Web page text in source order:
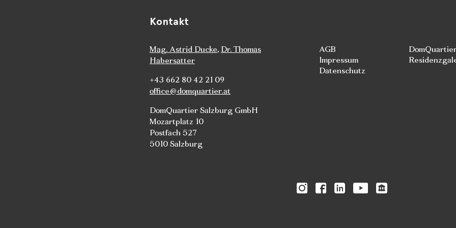
Kontakt
Mag. Astrid Ducke, Dr. Thomas
Habersatter
+43 662 80 42 21 09
office@domquartier.at
DomQuartier Salzburg GmbH
Mozartplatz 10
Postfach 527
5010 Salzburg
AGB
Impressum
Datenschutz